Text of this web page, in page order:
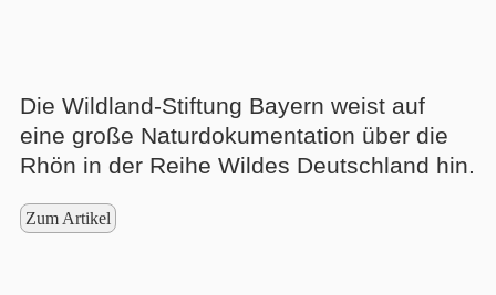
Die Wildland-Stiftung Bayern weist auf
eine große Naturdokumentation über die
Rhön in der Reihe Wildes Deutschland hin.
Zum Artikel